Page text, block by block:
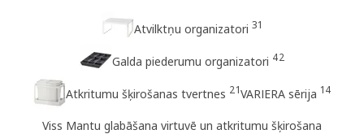
Atvilktņu organizatori 31
Galda piederumu organizatori 42
Atkritumu šķirošanas tvertnes 21VARIERA sērija 14
Viss Mantu glabāšana virtuvē un atkritumu šķirošana